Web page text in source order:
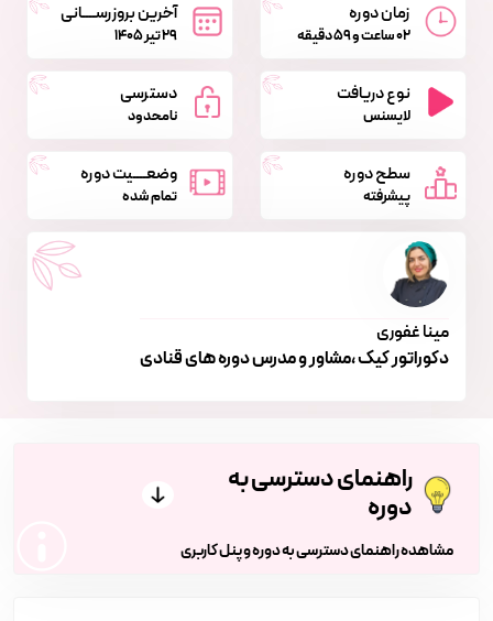
زمان دوره
02 ساعت و 59 دقیقه
آخرین بروزرســــانی
29 تیر 1405
نوع دریافت
لایسنس
دسترسی
نامحدود
سطح دوره
پیشرفته
وضعــــیت دوره
تمام شده
مینا غفوری
دکوراتور کیک ،مشاور و مدرس دوره های قنادی
راهنمای دسترسی به
دوره
مشاهده راهنمای دسترسی به دوره و پنل کاربری